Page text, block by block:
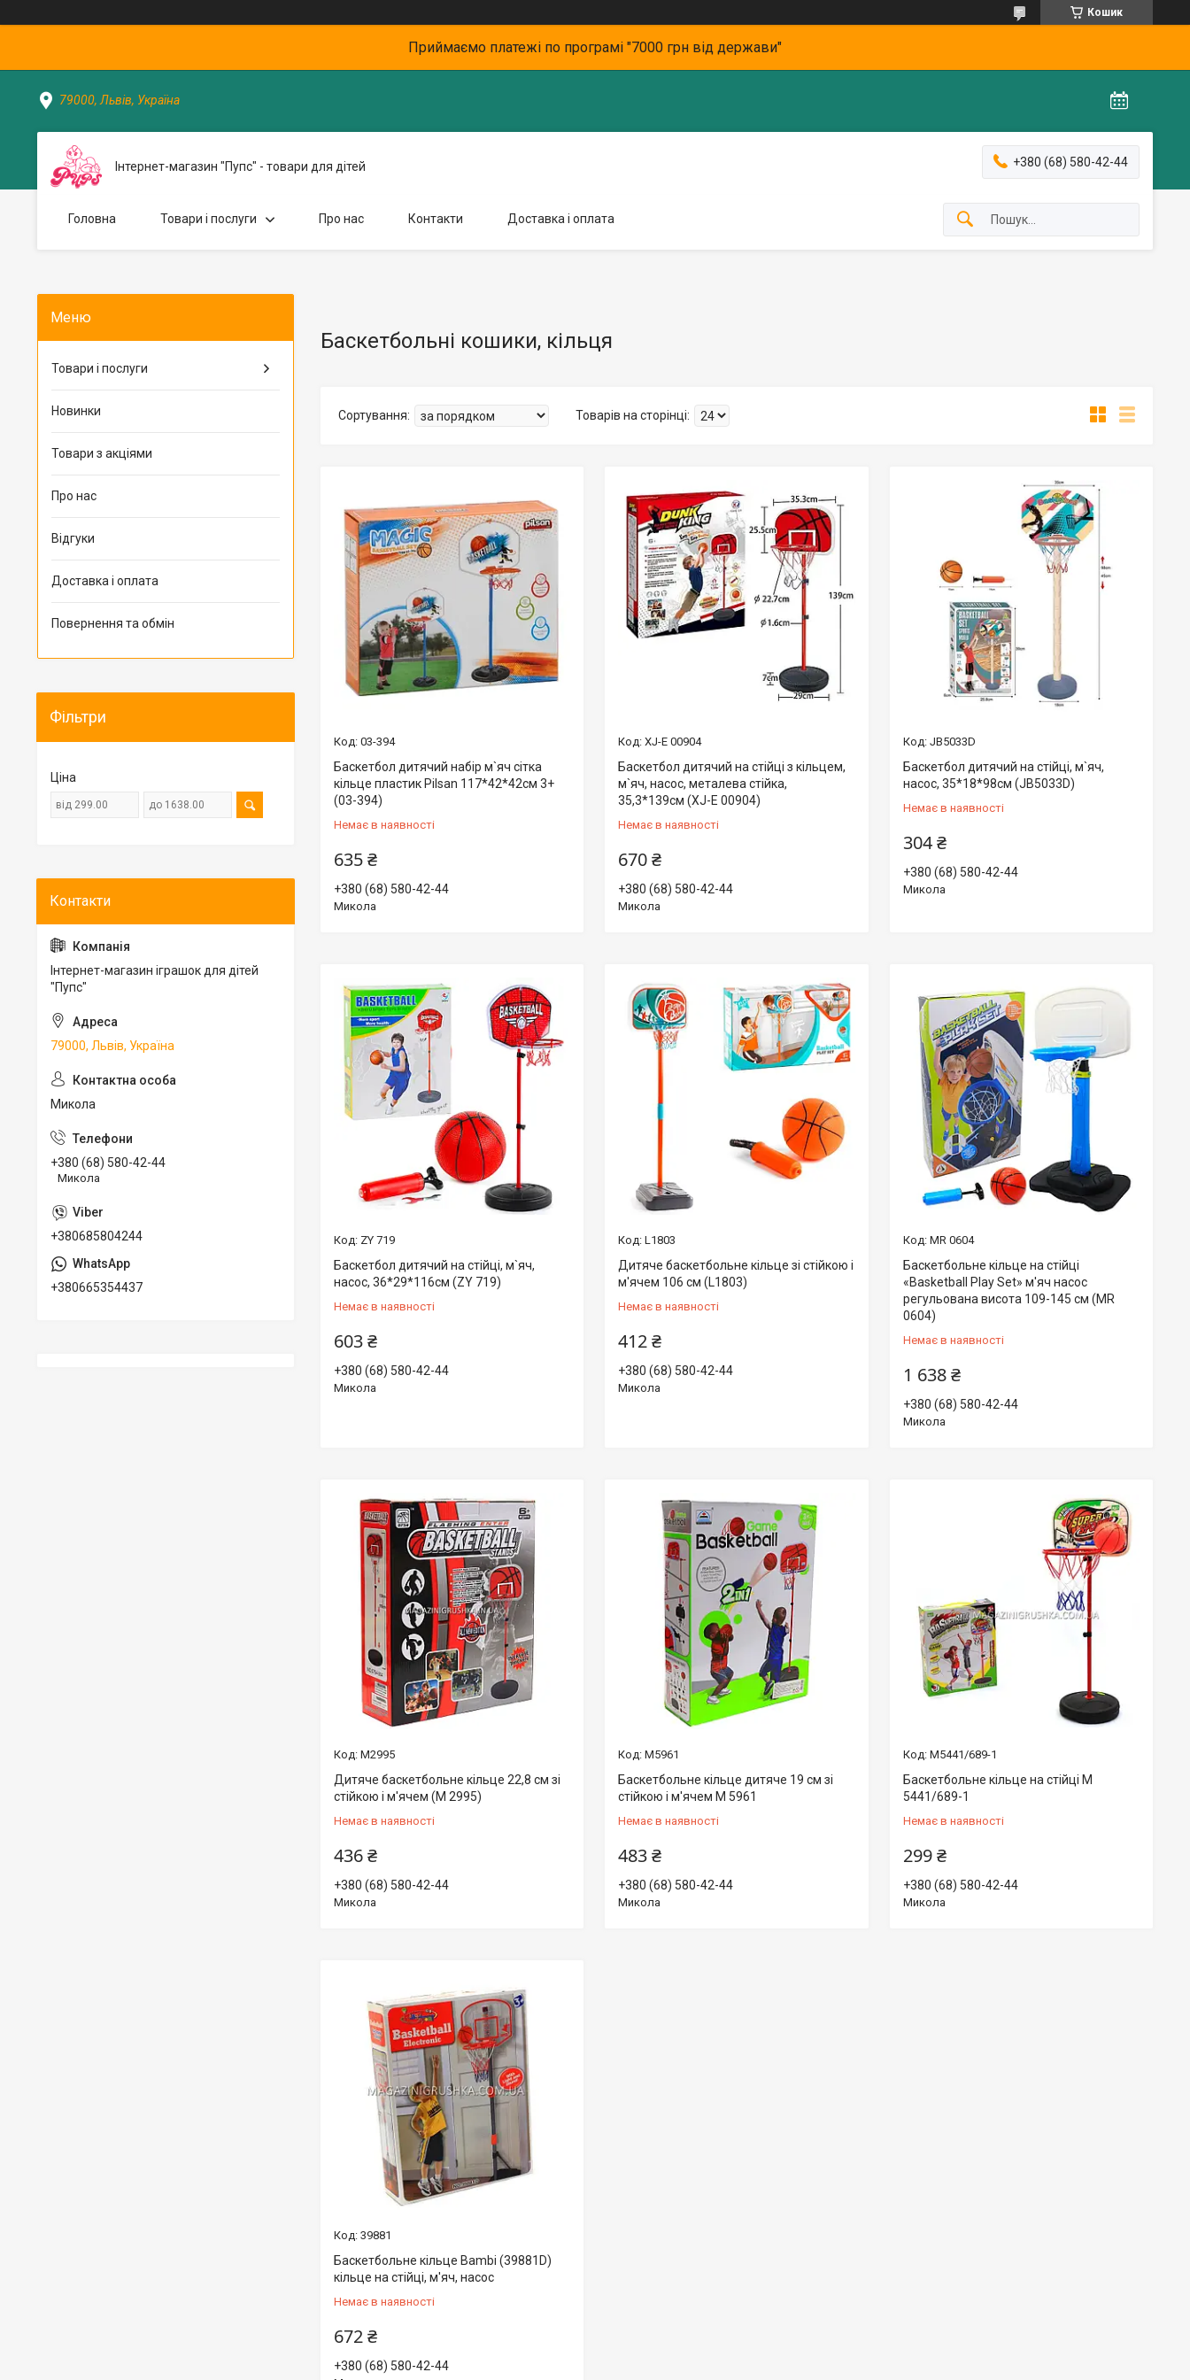
Кошик
Приймаємо платежі по програмі "7000 грн від держави"
79000, Львів, Україна
Інтернет-магазин "Пупс" - товари для дітей +380 (68) 580-42-44
Головна Товари і послуги Про нас Контакти Доставка і оплата
Баскетбольні кошики, кільця
03-394
Баскетбол дитячий набір м`яч сітка
кільце пластик Pilsan 117*42*42см 3+
(03-394)
Немає в наявності
635 ₴
+380 (68) 580-42-44
Микола
XJ-E 00904
Баскетбол дитячий на стійці з кільцем,
м`яч, насос, металева стійка,
35,3*139см (XJ-E 00904)
Немає в наявності
670 ₴
+380 (68) 580-42-44
Микола
JB5033D
Баскетбол дитячий на стійці, м`яч,
насос, 35*18*98см (JB5033D)
Немає в наявності
304 ₴
+380 (68) 580-42-44
Микола
ZY 719
Баскетбол дитячий на стійці, м`яч,
насос, 36*29*116см (ZY 719)
Немає в наявності
603 ₴
+380 (68) 580-42-44
Микола
L1803
Дитяче баскетбольне кільце зі стійкою і
м'ячем 106 см (L1803)
Немає в наявності
412 ₴
+380 (68) 580-42-44
Микола
MR 0604
Баскетбольне кільце на стійці
«Basketball Play Set» м'яч насос
регульована висота 109-145 см (MR
0604)
Немає в наявності
1 638 ₴
+380 (68) 580-42-44
Микола
М2995
Дитяче баскетбольне кільце 22,8 см зі
стійкою і м'ячем (M 2995)
Немає в наявності
436 ₴
+380 (68) 580-42-44
Микола
М5961
Баскетбольне кільце дитяче 19 см зі
стійкою і м'ячем M 5961
Немає в наявності
483 ₴
+380 (68) 580-42-44
Микола
М5441/689-1
Баскетбольне кільце на стійці M
5441/689-1
Немає в наявності
299 ₴
+380 (68) 580-42-44
Микола
39881
Баскетбольне кільце Bambi (39881D)
кільце на стійці, м'яч, насос
Немає в наявності
672 ₴
+380 (68) 580-42-44
Товари і послуги
Новинки
Товари з акціями
Про нас
Відгуки
Доставка і оплата
Повернення та обмін
Фільтри
Ціна
Інтернет-магазин іграшок для дітей
"Пупс"
79000, Львів, Україна
Микола
+380 (68) 580-42-44
Микола
+380685804244
+380665354437